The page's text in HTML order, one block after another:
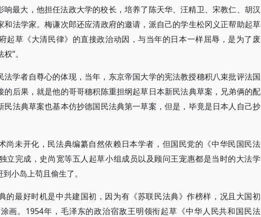
响最大，他担任法政大学的校长，培养了陈天华、汪精卫、宋教仁、胡汉
和法学家。梅谦次郎还应清政府的邀请，派自己的学生松冈义正帮助起草
起草《大清民律》的直接政治动因，与当年的日本一样屈辱，是为了废
”。
法学者自尊心的体现，当年，东京帝国大学的宪法教授穗积八束批评法国
的后果，就是他的哥哥穗积陈重担纲起草日本新民法典草案，兄弟俩的配
民法典草案也基本仿抄德国民法典第一草案，但是，毕竟是日本人自己抄
尚未开化，民法典编纂自然依赖日本学者，但国民党的《中华民国民法
立完成，史尚宽等五人起草小组成员以及顾问王宠惠都是当时的大法学
小岛上苟且偷生了。
的最好时机是中共建国初，因为有《苏联民法典》作榜样，况且大国初
画。1954年，毛泽东的政治宿敌王明领衔起草《中华人民共和国民法